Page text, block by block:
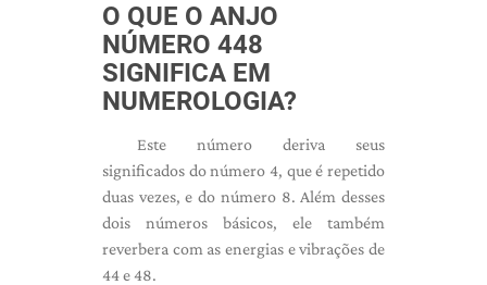
O QUE O ANJO
NÚMERO 448
SIGNIFICA EM
NUMEROLOGIA?
Este número deriva seus
significados do número 4, que é repetido
duas vezes, e do número 8. Além desses
dois números básicos, ele também
reverbera com as energias e vibrações de
44 e 48.